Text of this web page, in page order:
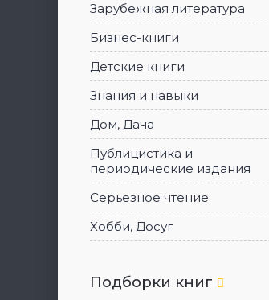
Зарубежная литература
Бизнес-книги
Детские книги
Знания и навыки
Дом, Дача
Публицистика и
периодические издания
Серьезное чтение
Хобби, Досуг
Подборки книг